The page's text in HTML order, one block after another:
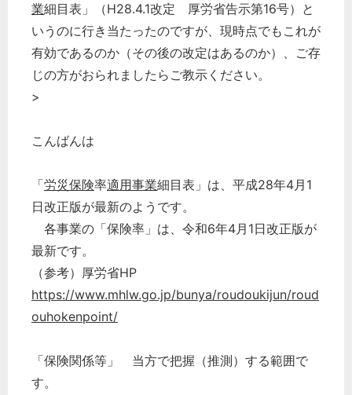
業細目表」（H28.4.1改定 厚労省告示第16号）と
いうのに行き当たったのですが、現時点でもこれが
有効であるのか（その後の改定はあるのか）、ご存
じの方がおられましたらご教示ください。
>
こんばんは
「労災保険率適用事業細目表」は、平成28年4月1
日改正版が最新のようです。
各事業の「保険率」は、令和6年4月1日改正版が
最新です。
（参考）厚労省HP
https://www.mhlw.go.jp/bunya/roudoukijun/roud
ouhokenpoint/
「保険関係等」 当方で把握（推測）する範囲で
す。